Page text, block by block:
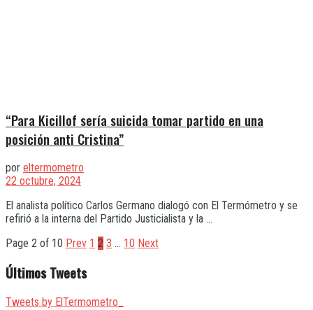
“Para Kicillof sería suicida tomar partido en una
posición anti Cristina”
por eltermometro
22 octubre, 2024
El analista político Carlos Germano dialogó con El Termómetro y se
refirió a la interna del Partido Justicialista y la ...
Page 2 of 10 Prev 1 2 3 … 10 Next
Últimos Tweets
Tweets by ElTermometro_